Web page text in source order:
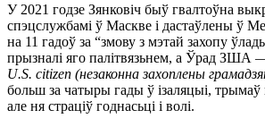
У 2021 годзе Зянковіч быў гвалтоўна
спэцслужбамі ў Маскве і дастаўлены ў
на 11 гадоў за “змову з мэтай захопу
прызналі яго палітвязьнем, а Ўрад ЗША
U.S. citizen (незаконна захоплены
больш за чатыры гады ў ізаляцыі, трымаў
але ня страціў годнасьці і волі.